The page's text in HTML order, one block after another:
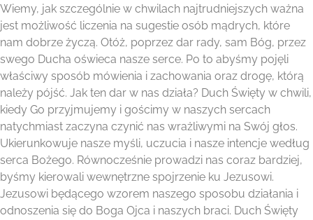
Wiemy, jak szczególnie w chwilach najtrudniejszych ważna
jest możliwość liczenia na sugestie osób mądrych, które
nam dobrze życzą. Otóż, poprzez dar rady, sam Bóg, przez
swego Ducha oświeca nasze serce. Po to abyśmy pojęli
właściwy sposób mówienia i zachowania oraz drogę, którą
należy pójść. Jak ten dar w nas działa? Duch Święty w chwili,
kiedy Go przyjmujemy i gościmy w naszych sercach
natychmiast zaczyna czynić nas wrażliwymi na Swój głos.
Ukierunkowuje nasze myśli, uczucia i nasze intencje według
serca Bożego. Równocześnie prowadzi nas coraz bardziej,
byśmy kierowali wewnętrzne spojrzenie ku Jezusowi.
Jezusowi będącego wzorem naszego sposobu działania i
odnoszenia się do Boga Ojca i naszych braci. Duch Święty